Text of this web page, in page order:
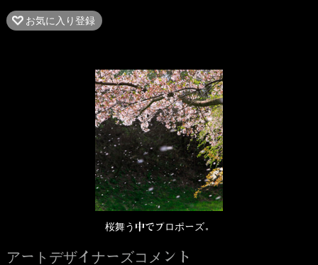
お気に入り登録
桜舞う中でプロポーズ。
アートデザイナーズコメント